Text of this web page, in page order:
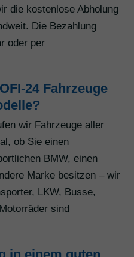
die kostenlose Abholung
Die Bezahlung
oder per
24 Fahrzeuge
wir Fahrzeuge aller
ob Sie einen
BMW, einen
Marke besitzen – wir
LKW, Busse,
sind